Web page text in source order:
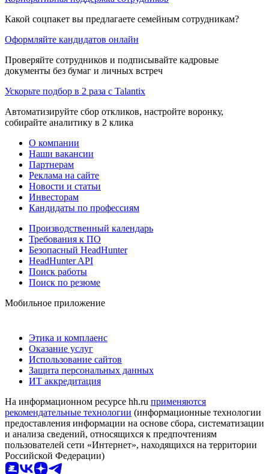
Какой соцпакет вы предлагаете семейным сотрудникам?
Оформляйте кандидатов онлайн
Проверяйте сотрудников и подписывайте кадровые
документы без бумаг и личных встреч
Ускорьте подбор в 2 раза с Talantix
Автоматизируйте сбор откликов, настройте воронку,
собирайте аналитику в 2 клика
О компании
Наши вакансии
Партнерам
Реклама на сайте
Новости и статьи
Инвесторам
Кандидаты по профессиям
Производственный календарь
Требования к ПО
Безопасный HeadHunter
HeadHunter API
Поиск работы
Поиск по резюме
Мобильное приложение
Этика и комплаенс
Оказание услуг
Использование сайтов
Защита персональных данных
ИТ аккредитация
На информационном ресурсе hh.ru применяются
рекомендательные технологии (информационные технологии
предоставления информации на основе сбора, систематизации
и анализа сведений, относящихся к предпочтениям
пользователей сети «Интернет», находящихся на территории
Российской Федерации)